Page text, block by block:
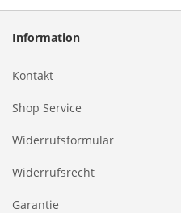
Information
Kontakt
Shop Service
Widerrufsformular
Widerrufsrecht
Garantie